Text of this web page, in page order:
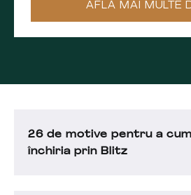
AFLĂ MAI MULTE
26 de motive pentru a
închiria prin Blitz